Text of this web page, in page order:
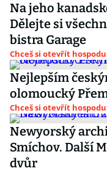
Na jeho
Dělejte si
bistra Garage
Chceš si otevřít hospodu
Nejlepším
olomoucký
Chceš si otevřít hospodu
Newyorský
Smíchov. Další
dvůr